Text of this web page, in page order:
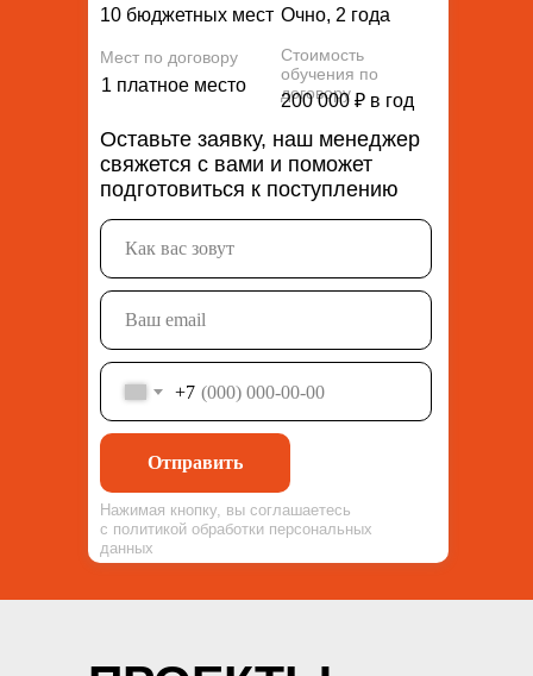
Оставьте заявку, наш менеджер
свяжется с вами и поможет
подготовиться к поступлению
+7
Отправить
Нажимая кнопку, вы соглашаетесь
с политикой обработки персональных
данных
10 бюджетных мест Очно, 2 года
1 платное место
Мест по договору
Стоимость
обучения по
договору
200 000 ₽ в год